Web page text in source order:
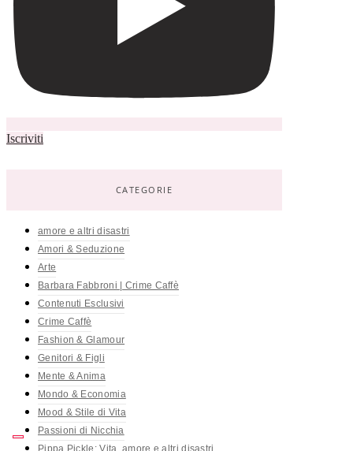
Iscriviti
CATEGORIE
amore e altri disastri
Amori & Seduzione
Arte
Barbara Fabbroni | Crime Caffè
Contenuti Esclusivi
Crime Caffè
Fashion & Glamour
Genitori & Figli
Mente & Anima
Mondo & Economia
Mood & Stile di Vita
Passioni di Nicchia